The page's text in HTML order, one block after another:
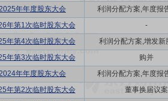
年年度股东大会
利润分配方案,年度报
年第1次临时股东大会
-
年第4次临时股东大会
利润分配方案,增发新
年第3次临时股东大会
购并
年年度股东大会
利润分配方案,年度报
年第2次临时股东大会
董事换届议案